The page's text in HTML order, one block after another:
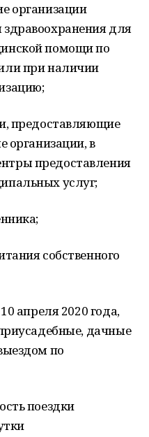
организации
для
помощи по
при наличии
предоставляющие
организации, в
предоставления
услуг;
собственного
апреля 2020 года,
дачные
по
поездки